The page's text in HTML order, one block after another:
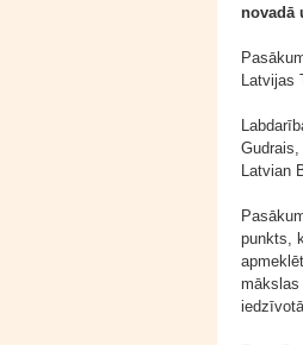
novadā
Latvijas
Latvian
punkts,
mākslas